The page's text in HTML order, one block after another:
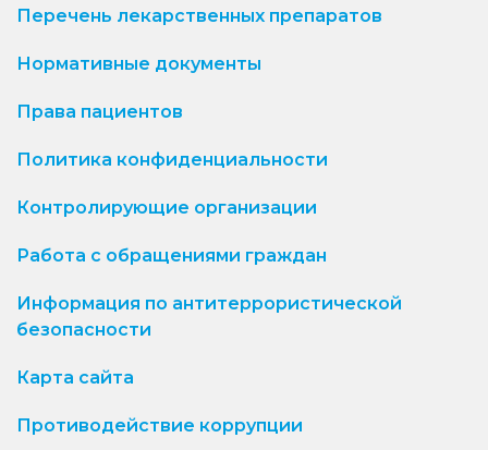
Перечень лекарственных препаратов
Нормативные документы
Права пациентов
Политика конфиденциальности
Контролирующие организации
Работа с обращениями граждан
Информация по антитеррористической
безопасности
Карта сайта
Противодействие коррупции